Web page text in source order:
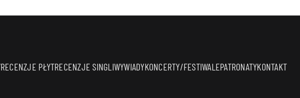
RECENZJE PŁYTRECENZJE SINGLIWYWIADYKONCERTY/FESTIWALEPATRONATYKONTAKT